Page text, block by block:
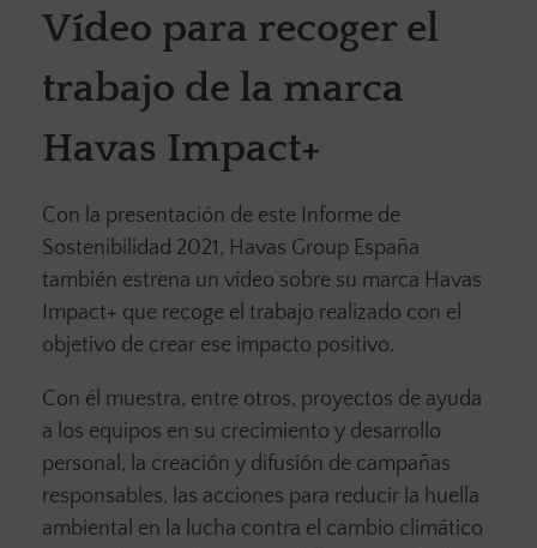
Vídeo para recoger el
trabajo de la marca
Havas Impact+
Con la presentación de este Informe de
Sostenibilidad 2021, Havas Group España
también estrena un vídeo sobre su marca Havas
Impact+ que recoge el trabajo realizado con el
objetivo de crear ese impacto positivo.
Con él muestra, entre otros, proyectos de ayuda
a los equipos en su crecimiento y desarrollo
personal, la creación y difusión de campañas
responsables, las acciones para reducir la huella
ambiental en la lucha contra el cambio climático